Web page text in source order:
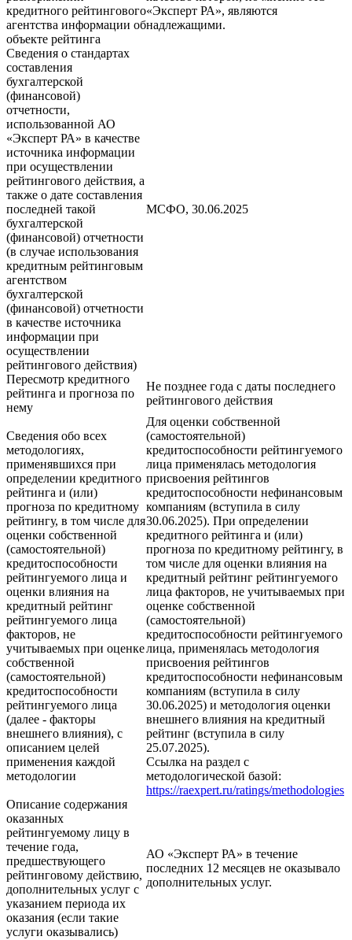
кредитного рейтингового
агентства информации об
объекте рейтинга
«Эксперт РА», являются
надлежащими.
Сведения о стандартах
составления
бухгалтерской
(финансовой)
отчетности,
использованной АО
«Эксперт РА» в качестве
источника информации
при осуществлении
рейтингового действия, а
также о дате составления
последней такой
бухгалтерской
(финансовой) отчетности
(в случае использования
кредитным рейтинговым
агентством
бухгалтерской
(финансовой) отчетности
в качестве источника
информации при
осуществлении
рейтингового действия)
МСФО, 30.06.2025
Пересмотр кредитного
рейтинга и прогноза по
нему
Не позднее года с даты последнего
рейтингового действия
Сведения обо всех
методологиях,
применявшихся при
определении кредитного
рейтинга и (или)
прогноза по кредитному
рейтингу, в том числе для
оценки собственной
(самостоятельной)
кредитоспособности
рейтингуемого лица и
оценки влияния на
кредитный рейтинг
рейтингуемого лица
факторов, не
учитываемых при оценке
собственной
(самостоятельной)
кредитоспособности
рейтингуемого лица
(далее - факторы
внешнего влияния), с
описанием целей
применения каждой
методологии
Для оценки собственной
(самостоятельной)
кредитоспособности рейтингуемого
лица применялась методология
присвоения рейтингов
кредитоспособности нефинансовым
компаниям (вступила в силу
30.06.2025). При определении
кредитного рейтинга и (или)
прогноза по кредитному рейтингу, в
том числе для оценки влияния на
кредитный рейтинг рейтингуемого
лица факторов, не учитываемых при
оценке собственной
(самостоятельной)
кредитоспособности рейтингуемого
лица, применялась методология
присвоения рейтингов
кредитоспособности нефинансовым
компаниям (вступила в силу
30.06.2025) и методология оценки
внешнего влияния на кредитный
рейтинг (вступила в силу
25.07.2025).
Ссылка на раздел с
методологической базой:
https://raexpert.ru/ratings/methodologies
Описание содержания
оказанных
рейтингуемому лицу в
течение года,
предшествующего
рейтинговому действию,
дополнительных услуг с
указанием периода их
оказания (если такие
услуги оказывались)
АО «Эксперт РА» в течение
последних 12 месяцев не оказывало
дополнительных услуг.